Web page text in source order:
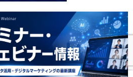
ケティングニュース